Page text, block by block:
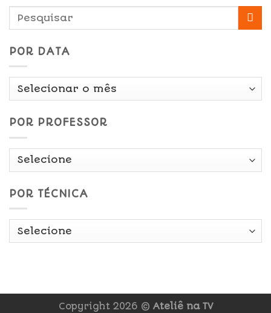
POR DATA
Por
POR PROFESSOR
POR TÉCNICA
Copyright 2026 © Ateliê na TV